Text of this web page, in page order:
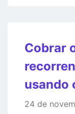
Cobrar
usando
24 de